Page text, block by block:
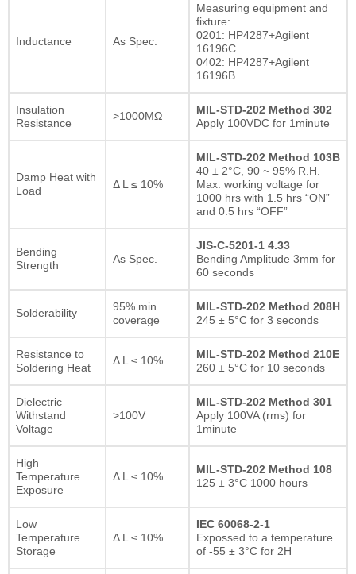
Inductance As Spec.
Measuring equipment and
fixture:
0201: HP4287+Agilent
16196C
0402: HP4287+Agilent
16196B
Insulation
Resistance
>1000MΩ
MIL-STD-202 Method 302
Apply 100VDC for 1minute
Damp Heat with
Load
Δ L ≤ 10%
MIL-STD-202 Method 103B
40 ± 2°C, 90 ~ 95% R.H.
Max. working voltage for
1000 hrs with 1.5 hrs “ON”
and 0.5 hrs “OFF”
Bending
Strength
As Spec.
JIS-C-5201-1 4.33
Bending Amplitude 3mm for
60 seconds
Solderability
95% min.
coverage
MIL-STD-202 Method 208H
245 ± 5°C for 3 seconds
Resistance to
Soldering Heat
Δ L ≤ 10%
MIL-STD-202 Method 210E
260 ± 5°C for 10 seconds
Dielectric
Withstand
Voltage
>100V
MIL-STD-202 Method 301
Apply 100VA (rms) for
1minute
High
Temperature
Exposure
Δ L ≤ 10%
MIL-STD-202 Method 108
125 ± 3°C 1000 hours
Low
Temperature
Storage
Δ L ≤ 10%
IEC 60068-2-1
Expossed to a temperature
of -55 ± 3°C for 2H